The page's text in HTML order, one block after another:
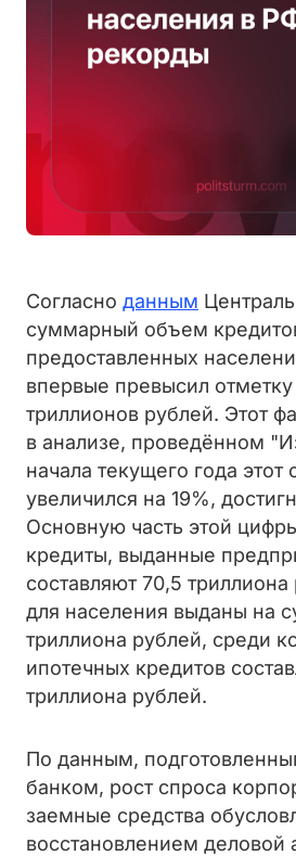
Согласно данным
суммарный объем
предоставленных
впервые превысил отметку
триллионов рублей. Этот
в анализе, проведённом
начала текущего года этот
увеличился на 19%,
Основную часть этой
кредиты, выданные
составляют 70,5
для населения выданы на
триллиона рублей, среди
ипотечных кредитов
триллиона рублей.
По данным,
банком, рост спроса
заемные средства
восстановлением деловой